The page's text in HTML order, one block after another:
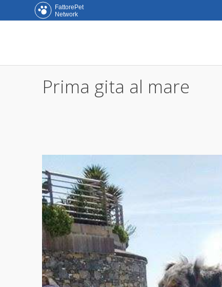
Prima gita al mare
FattorePet
Network